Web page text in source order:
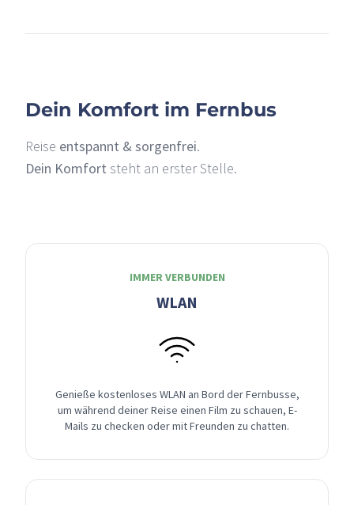
Dein Komfort im Fernbus
Reise entspannt & sorgenfrei.
Dein Komfort steht an erster Stelle.
IMMER VERBUNDEN
WLAN
Genieße kostenloses WLAN an Bord der Fernbusse,
um während deiner Reise einen Film zu schauen, E-
Mails zu checken oder mit Freunden zu chatten.